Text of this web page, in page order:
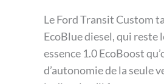
Le Ford Transit Custom
EcoBlue diesel, qui reste
essence 1.0 EcoBoost
d’autonomie de la seule